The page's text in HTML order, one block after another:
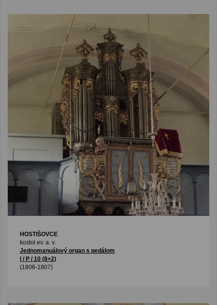
HOSTIŠOVCE
kostol ev. a. v.
Jednomanuálový organ s pedálom
I / P / 10 (8+2)
(1806-1807)